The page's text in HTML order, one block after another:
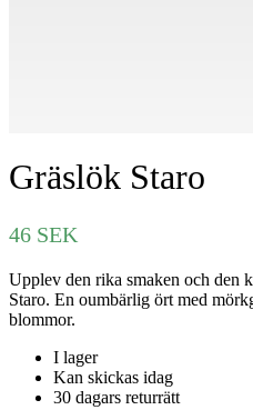
Gräslök Staro
46 SEK
Upplev den rika smaken och den
Staro. En oumbärlig ört med
blommor.
I lager
Kan skickas idag
30 dagars returrätt